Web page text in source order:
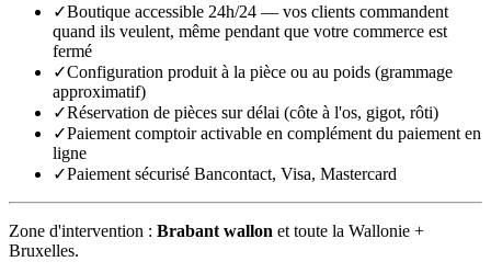
✓Boutique accessible 24h/24 — vos clients commandent
quand ils veulent, même pendant que votre commerce est
fermé
✓Configuration produit à la pièce ou au poids (grammage
approximatif)
✓Réservation de pièces sur délai (côte à l'os, gigot, rôti)
✓Paiement comptoir activable en complément du paiement en
ligne
✓Paiement sécurisé Bancontact, Visa, Mastercard
Zone d'intervention : Brabant wallon et toute la Wallonie +
Bruxelles.